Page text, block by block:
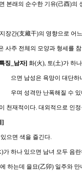
래의 순수한 기유(己酉)의
간(支藏干)의 영향으로 어
주 전체의 모양과 형세를
징_남자] 화(火), 토(土)가 하
나 기력이 쇠약
있다. 머리 비상
인정을 많이 베
]
으면 색을 즐긴다.
하나 있으면 남녀 모두 음란
는데 을묘(乙卯) 일주와 만